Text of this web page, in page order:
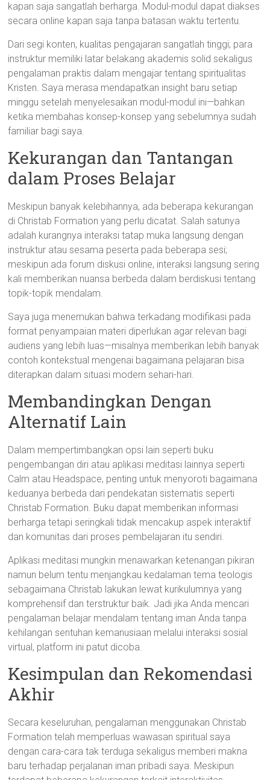
kapan saja sangatlah berharga. Modul-modul dapat diakses
secara online kapan saja tanpa batasan waktu tertentu.
Dari segi konten, kualitas pengajaran sangatlah tinggi; para
instruktur memiliki latar belakang akademis solid sekaligus
pengalaman praktis dalam mengajar tentang spiritualitas
Kristen. Saya merasa mendapatkan insight baru setiap
minggu setelah menyelesaikan modul-modul ini—bahkan
ketika membahas konsep-konsep yang sebelumnya sudah
familiar bagi saya.
Kekurangan dan Tantangan
dalam Proses Belajar
Meskipun banyak kelebihannya, ada beberapa kekurangan
di Christab Formation yang perlu dicatat. Salah satunya
adalah kurangnya interaksi tatap muka langsung dengan
instruktur atau sesama peserta pada beberapa sesi;
meskipun ada forum diskusi online, interaksi langsung sering
kali memberikan nuansa berbeda dalam berdiskusi tentang
topik-topik mendalam.
Saya juga menemukan bahwa terkadang modifikasi pada
format penyampaian materi diperlukan agar relevan bagi
audiens yang lebih luas—misalnya memberikan lebih banyak
contoh kontekstual mengenai bagaimana pelajaran bisa
diterapkan dalam situasi modern sehari-hari.
Membandingkan Dengan
Alternatif Lain
Dalam mempertimbangkan opsi lain seperti buku
pengembangan diri atau aplikasi meditasi lainnya seperti
Calm atau Headspace, penting untuk menyoroti bagaimana
keduanya berbeda dari pendekatan sistematis seperti
Christab Formation. Buku dapat memberikan informasi
berharga tetapi seringkali tidak mencakup aspek interaktif
dan komunitas dari proses pembelajaran itu sendiri.
Aplikasi meditasi mungkin menawarkan ketenangan pikiran
namun belum tentu menjangkau kedalaman tema teologis
sebagaimana Christab lakukan lewat kurikulumnya yang
komprehensif dan terstruktur baik. Jadi jika Anda mencari
pengalaman belajar mendalam tentang iman Anda tanpa
kehilangan sentuhan kemanusiaan melalui interaksi sosial
virtual, platform ini patut dicoba.
Kesimpulan dan Rekomendasi
Akhir
Secara keseluruhan, pengalaman menggunakan Christab
Formation telah memperluas wawasan spiritual saya
dengan cara-cara tak terduga sekaligus memberi makna
baru terhadap perjalanan iman pribadi saya. Meskipun